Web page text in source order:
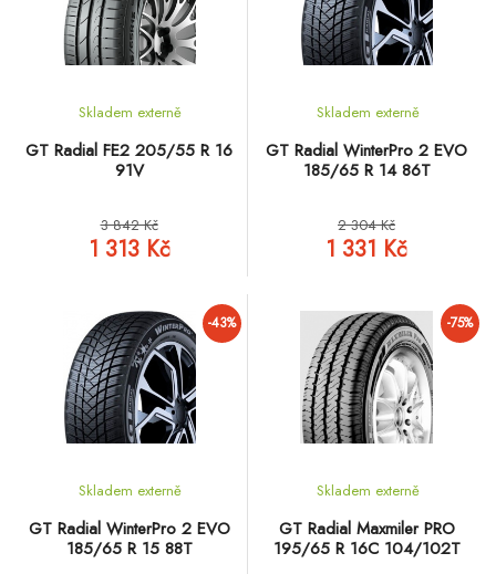
GT Radial FE2 205/55 R 16
91V
Skladem externě
3 842 Kč
1 313 Kč
GT Radial WinterPro 2 EVO
185/65 R 14 86T
Skladem externě
2 304 Kč
1 331 Kč
-43%
GT Radial WinterPro 2 EVO
185/65 R 15 88T
Skladem externě
-75%
GT Radial Maxmiler PRO
195/65 R 16C 104/102T
Skladem externě